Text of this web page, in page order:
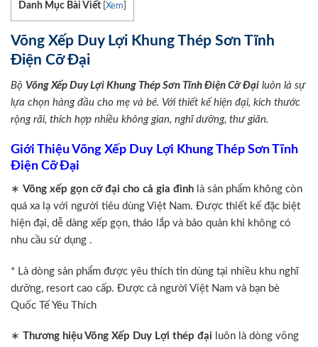
Danh Mục Bài Viết Xem
Võng Xếp Duy Lợi Khung Thép Sơn Tĩnh
Điện Cỡ Đại
Bộ Võng Xếp Duy Lợi Khung Thép Sơn Tĩnh Điện Cỡ Đại luôn là sự
lựa chọn hàng đầu cho mẹ và bé. Với thiết kế hiện đại, kích thước
rộng rãi, thích hợp nhiều không gian, nghĩ dưỡng, thư giãn.
Giới Thiệu Võng Xếp Duy Lợi Khung Thép Sơn Tĩnh
Điện Cỡ Đại
∗ Võng xếp gọn cỡ đại cho cả gia đình là sản phẩm không còn
quá xa lạ với người tiêu dùng Việt Nam. Được thiết kế đặc biệt
hiện đại, dễ dàng xếp gọn, tháo lắp và bảo quản khi không có
nhu cầu sử dụng .
* Là dòng sản phẩm được yêu thích tin dùng tại nhiều khu nghĩ
dưỡng, resort cao cấp. Được cả người Việt Nam và bạn bè
Quốc Tế Yêu Thích
∗ Thương hiệu Võng Xếp Duy Lợi thép đại luôn là dòng võng